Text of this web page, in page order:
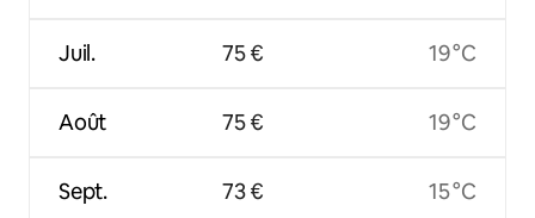
Juil.
Août
Sept.
75 €
75 €
73 €
19 °C
19 °C
15 °C